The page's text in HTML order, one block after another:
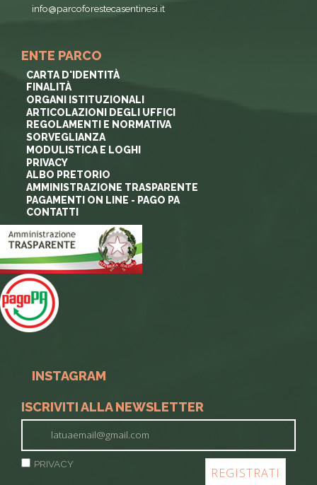
info@parcoforestecasentinesi.it
ENTE PARCO
CARTA D'IDENTITÀ
FINALITÀ
ORGANI ISTITUZIONALI
ARTICOLAZIONI DEGLI UFFICI
REGOLAMENTI E NORMATIVA
SORVEGLIANZA
MODULISTICA E LOGHI
PRIVACY
ALBO PRETORIO
AMMINISTRAZIONE TRASPARENTE
PAGAMENTI ON LINE - PAGO PA
CONTATTI
INSTAGRAM
ISCRIVITI ALLA NEWSLETTER
PRIVACY